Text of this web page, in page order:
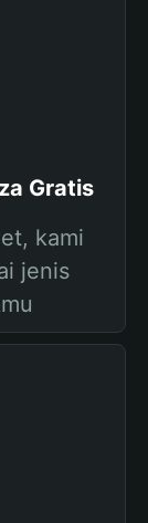
Gratis
kami
jenis